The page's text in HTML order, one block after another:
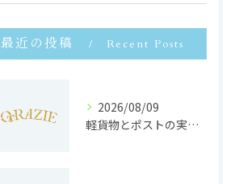
最近の投稿 Recent Posts
2026/08/09
軽貨物とポストの実務ルール徹底解説と効率的な配送のコツ